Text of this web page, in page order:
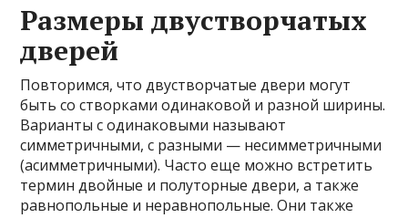
Размеры двустворчатых
дверей
Повторимся, что двустворчатые двери могут
быть со створками одинаковой и разной ширины.
Варианты с одинаковыми называют
симметричными, с разными — несимметричными
(асимметричными). Часто еще можно встретить
термин двойные и полуторные двери, а также
равнопольные и неравнопольные. Они также